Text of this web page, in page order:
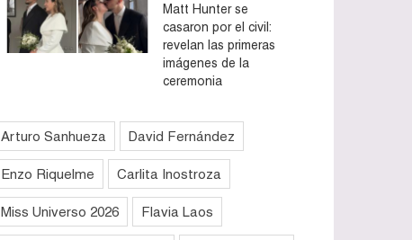
Matt Hunter se
casaron por el civil:
revelan las primeras
imágenes de la
ceremonia
Arturo Sanhueza David Fernández
Enzo Riquelme Carlita Inostroza
Miss Universo 2026 Flavia Laos